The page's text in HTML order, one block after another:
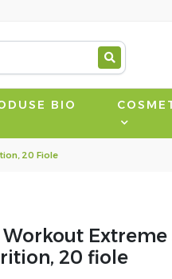
BIO
20 Fiole
Workout
20 fiole